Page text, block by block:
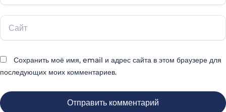
Сайт
Сохранить моё имя, email и адрес сайта в этом браузере для
последующих моих комментариев.